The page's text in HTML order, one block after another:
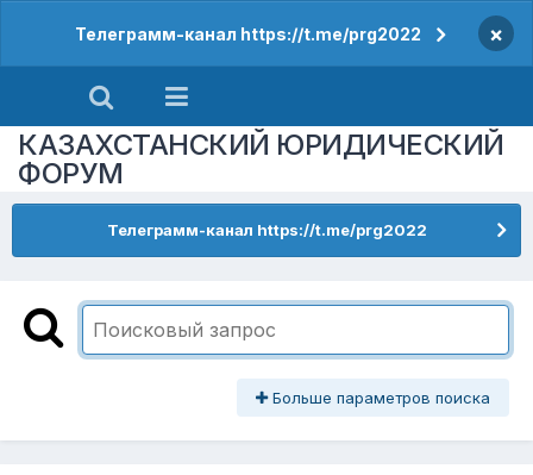
Телеграмм-канал https://t.me/prg2022 ×
КАЗАХСТАНСКИЙ ЮРИДИЧЕСКИЙ
ФОРУМ
Телеграмм-канал https://t.me/prg2022
Больше параметров поиска